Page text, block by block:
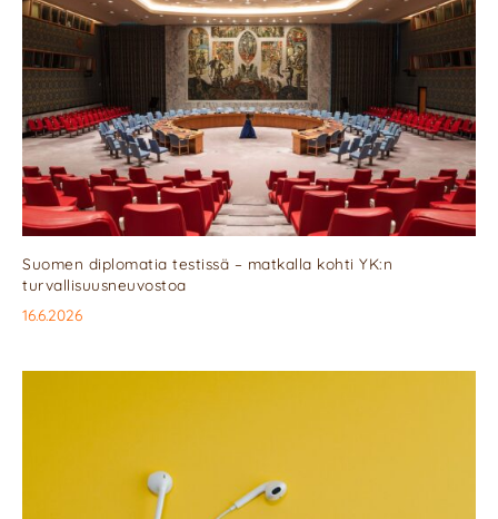
Suomen diplomatia testissä – matkalla kohti YK:n
turvallisuusneuvostoa
16.6.2026